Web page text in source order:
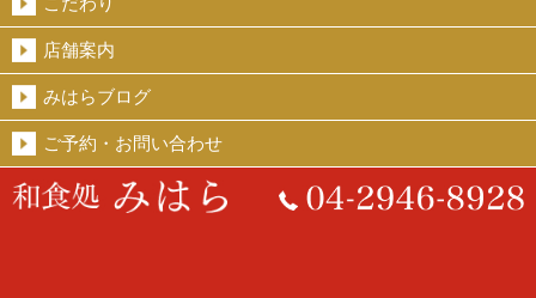
こだわり
店舗案内
みはらブログ
ご予約・お問い合わせ